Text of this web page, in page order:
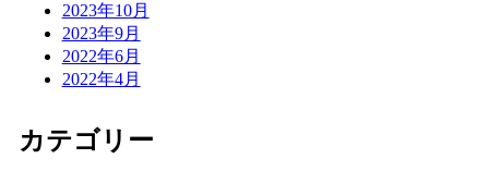
2023年10月
2023年9月
2022年6月
2022年4月
カテゴリー